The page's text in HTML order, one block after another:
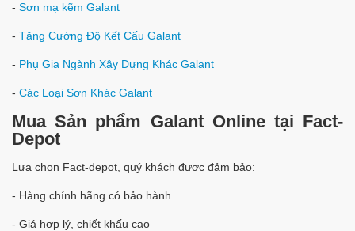
- Sơn mạ kẽm Galant
- Tăng Cường Độ Kết Cấu Galant
- Phụ Gia Ngành Xây Dựng Khác Galant
- Các Loại Sơn Khác Galant
Mua Sản phẩm Galant Online tại Fact-
Depot
Lựa chọn Fact-depot, quý khách được đảm bảo:
- Hàng chính hãng có bảo hành
- Giá hợp lý, chiết khấu cao